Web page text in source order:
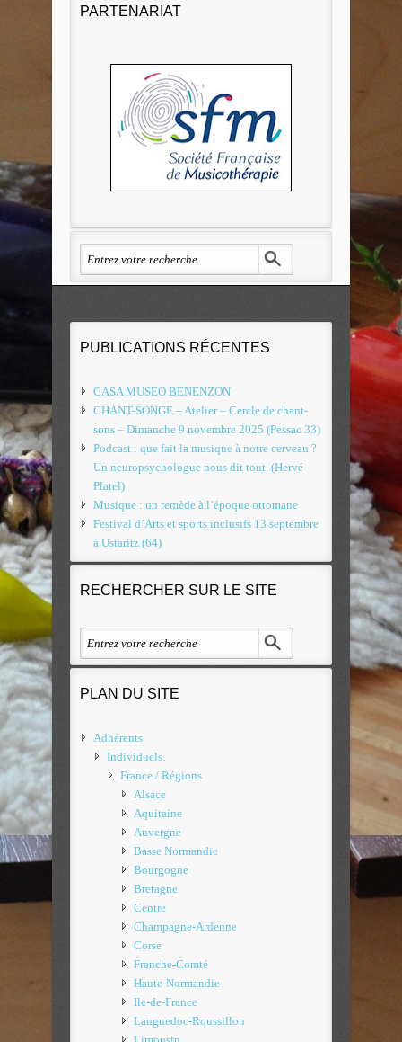
PARTENARIAT
PUBLICATIONS RÉCENTES
CASA MUSEO BENENZON
CHANT-SONGE – Atelier – Cercle de chant-
sons – Dimanche 9 novembre 2025 (Pessac 33)
Podcast : que fait la musique à notre cerveau ?
Un neuropsychologue nous dit tout. (Hervé
Platel)
Musique : un remède à l’époque ottomane
Festival d’Arts et sports inclusifs 13 septembre
à Ustaritz (64)
RECHERCHER SUR LE SITE
PLAN DU SITE
Adhérents
Individuels.
France / Régions
Alsace
Aquitaine
Auvergne
Basse Normandie
Bourgogne
Bretagne
Centre
Champagne-Ardenne
Corse
Franche-Comté
Haute-Normandie
Ile-de-France
Languedoc-Roussillon